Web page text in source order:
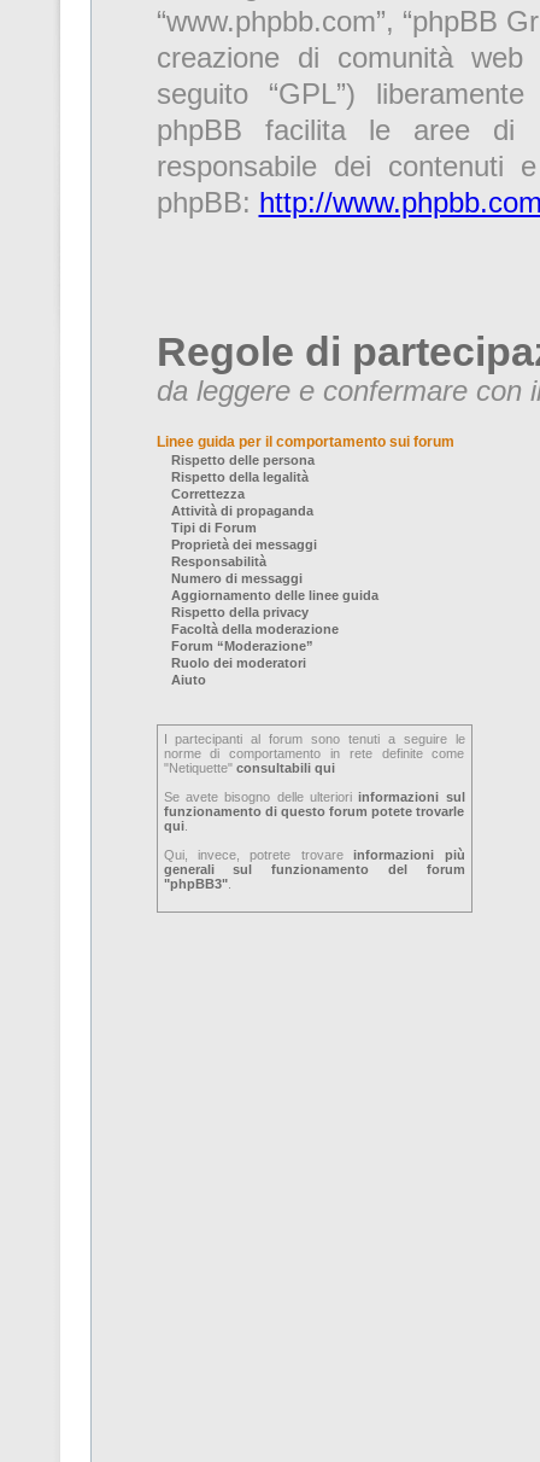
“www.phpbb.com”, “phpBB
creazione di comunità web
seguito “GPL”)
phpBB facilita le aree di
responsabile dei contenuti
phpBB: http://
Regole di
da leggere e confermare con
Linee guida per il comportamento sui forum
Rispetto delle persona
Rispetto della legalità
Correttezza
Attività di propaganda
Tipi di Forum
Proprietà dei messaggi
Responsabilità
Numero di messaggi
Aggiornamento delle linee guida
Rispetto della privacy
Facoltà della moderazione
Forum “Moderazione”
Ruolo dei moderatori
Aiuto
I partecipanti al forum sono tenuti a seguire le
norme di comportamento in rete definite come
"Netiquette" consultabili qui
Se avete bisogno delle ulterioriinformazioni sul
funzionamento di questo forum potete trovarle
qui.
Qui, invece, potrete trovareinformazioni più
generali sul funzionamento del forum
"phpBB3".